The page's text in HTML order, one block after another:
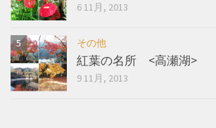
6 11月, 2013
その他
紅葉の名所 <高瀬湖>
9 11月, 2013